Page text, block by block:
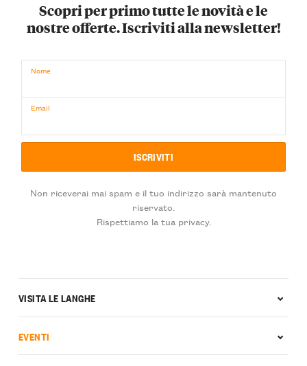
Scopri per primo tutte le novità e le
nostre offerte. Iscriviti alla newsletter!
Nome
Email
Non riceverai mai spam e il tuo indirizzo sarà mantenuto
riservato.
Rispettiamo la tua privacy.
VISITA LE LANGHE
EVENTI